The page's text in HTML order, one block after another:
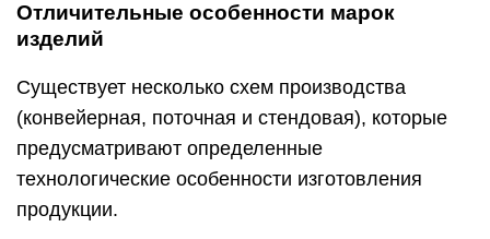
Отличительные особенности марок
изделий
Существует несколько схем производства
(конвейерная, поточная и стендовая), которые
предусматривают определенные
технологические особенности изготовления
продукции.